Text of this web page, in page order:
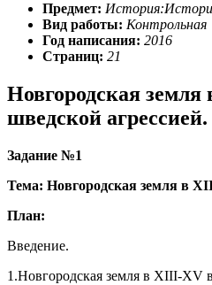
Предмет:
Вид работы: Контрольная
Год написания: 2016
Страниц: 21
Новгородская
шведской
Задание №1
Тема: Новгородская земля в
План:
Введение.
1.Новгородская земля в XIII-XV